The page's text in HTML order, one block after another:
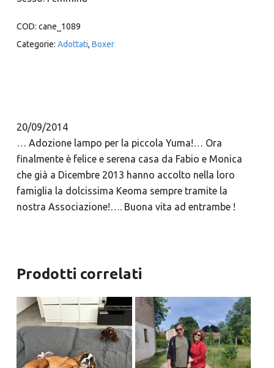
COD: cane_1089
Categorie: Adottati, Boxer
20/09/2014
… Adozione lampo per la piccola Yuma!… Ora
finalmente è felice e serena casa da Fabio e Monica
che già a Dicembre 2013 hanno accolto nella loro
famiglia la dolcissima Keoma sempre tramite la
nostra Associazione!…. Buona vita ad entrambe !
Prodotti correlati